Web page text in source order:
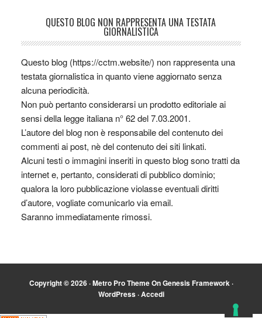
QUESTO BLOG NON RAPPRESENTA UNA TESTATA
GIORNALISTICA
Questo blog (https://cctm.website/) non rappresenta una
testata giornalistica in quanto viene aggiornato senza
alcuna periodicità.
Non può pertanto considerarsi un prodotto editoriale ai
sensi della legge italiana n° 62 del 7.03.2001.
L’autore del blog non è responsabile del contenuto dei
commenti ai post, nè del contenuto dei siti linkati.
Alcuni testi o immagini inseriti in questo blog sono tratti da
internet e, pertanto, considerati di pubblico dominio;
qualora la loro pubblicazione violasse eventuali diritti
d’autore, vogliate comunicarlo via email.
Saranno immediatamente rimossi.
Copyright © 2026 ·Metro Pro ThemeOnGenesis Framework·
WordPress·Accedi